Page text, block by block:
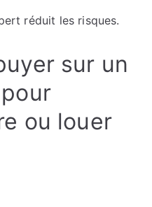
réduit les risques.
sur un
ou louer